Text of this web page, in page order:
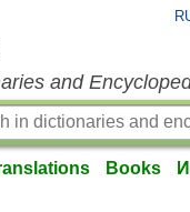
and
Books